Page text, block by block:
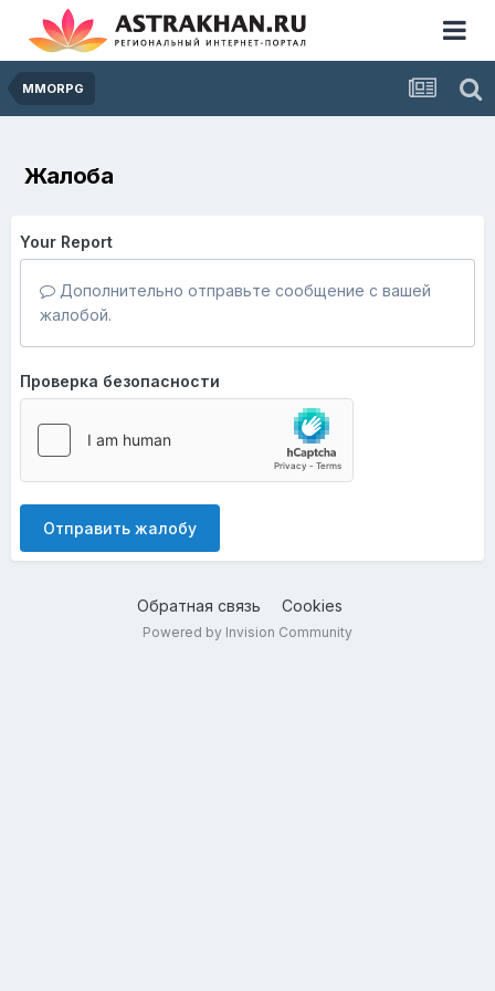
MMORPG
Жалоба
Your Report
Дополнительно отправьте сообщение с вашей
жалобой.
Проверка безопасности
Отправить жалобу
Обратная связь Cookies
Powered by Invision Community